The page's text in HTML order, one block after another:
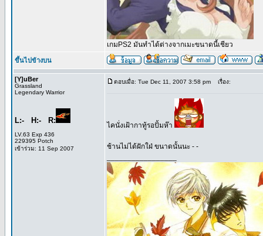
เกมPS2 มันทำได้ต่างจากเมะขนาดนี้เชียว
ขึ้นไปข้างบน
[Y]uBer
Grassland
Legendary Warrior
L:- H:- R:
LV.63 Exp 436
229395 Potch
เข้าร่วม: 11 Sep 2007
ตอบเมื่อ: Tue Dec 11, 2007 3:58 pm เรื่อง:
ไคนั่งเฝ้ากาทู้รอปั้มห๊า
ช้านไม่ได้ฝักใฝ่ ขนาดนั้นนะ - -